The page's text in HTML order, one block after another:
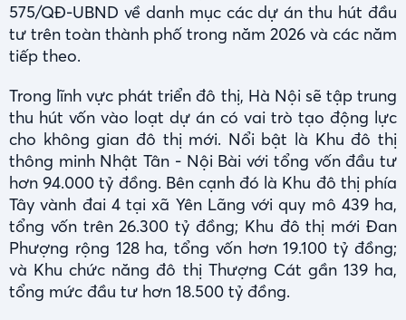
575/QĐ-UBND về danh mục các dự án thu hút đầu
tư trên toàn thành phố trong năm 2026 và các năm
tiếp theo.
Trong lĩnh vực phát triển đô thị, Hà Nội sẽ tập trung
thu hút vốn vào loạt dự án có vai trò tạo động lực
cho không gian đô thị mới. Nổi bật là Khu đô thị
thông minh Nhật Tân - Nội Bài với tổng vốn đầu tư
hơn 94.000 tỷ đồng. Bên cạnh đó là Khu đô thị phía
Tây vành đai 4 tại xã Yên Lãng với quy mô 439 ha,
tổng vốn trên 26.300 tỷ đồng; Khu đô thị mới Đan
Phượng rộng 128 ha, tổng vốn hơn 19.100 tỷ đồng;
và Khu chức năng đô thị Thượng Cát gần 139 ha,
tổng mức đầu tư hơn 18.500 tỷ đồng.